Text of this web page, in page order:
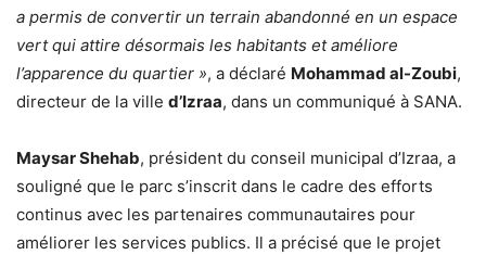
a permis de convertir un terrain abandonné en un espace
vert qui attire désormais les habitants et améliore
l’apparence du quartier », a déclaré Mohammad al-Zoubi,
directeur de la ville d’Izraa, dans un communiqué à SANA.
Maysar Shehab, président du conseil municipal d’Izraa, a
souligné que le parc s’inscrit dans le cadre des efforts
continus avec les partenaires communautaires pour
améliorer les services publics. Il a précisé que le projet